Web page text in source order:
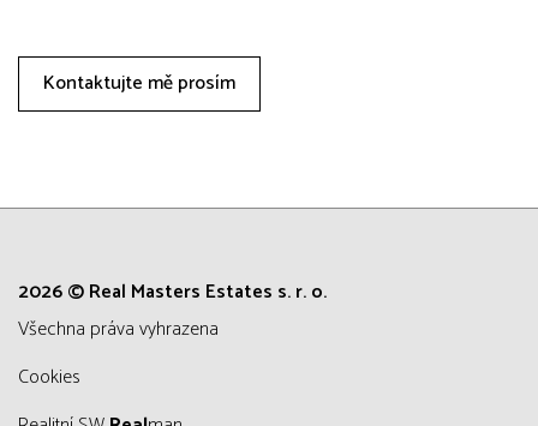
Kontaktujte mě prosím
2026 © Real Masters Estates s. r. o.
všechna práva vyhrazena
Cookies